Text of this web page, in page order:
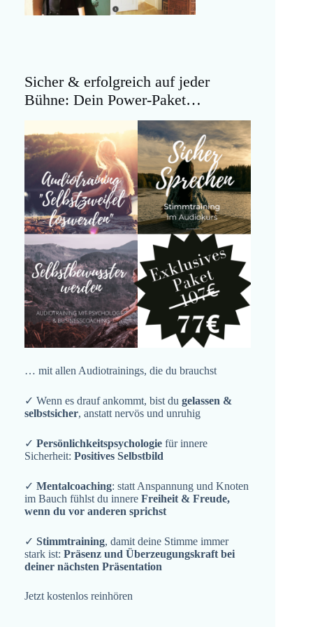
Sicher & erfolgreich auf jeder
Bühne: Dein Power-Paket…
… mit allen Audiotrainings, die du brauchst
✓ Wenn es drauf ankommt, bist du gelassen &
selbstsicher, anstatt nervös und unruhig
✓ Persönlichkeitspsychologie für innere
Sicherheit: Positives Selbstbild
✓ Mentalcoaching: statt Anspannung und Knoten
im Bauch fühlst du innere Freiheit & Freude,
wenn du vor anderen sprichst
✓ Stimmtraining, damit deine Stimme immer
stark ist: Präsenz und Überzeugungskraft bei
deiner nächsten Präsentation
Jetzt kostenlos reinhören